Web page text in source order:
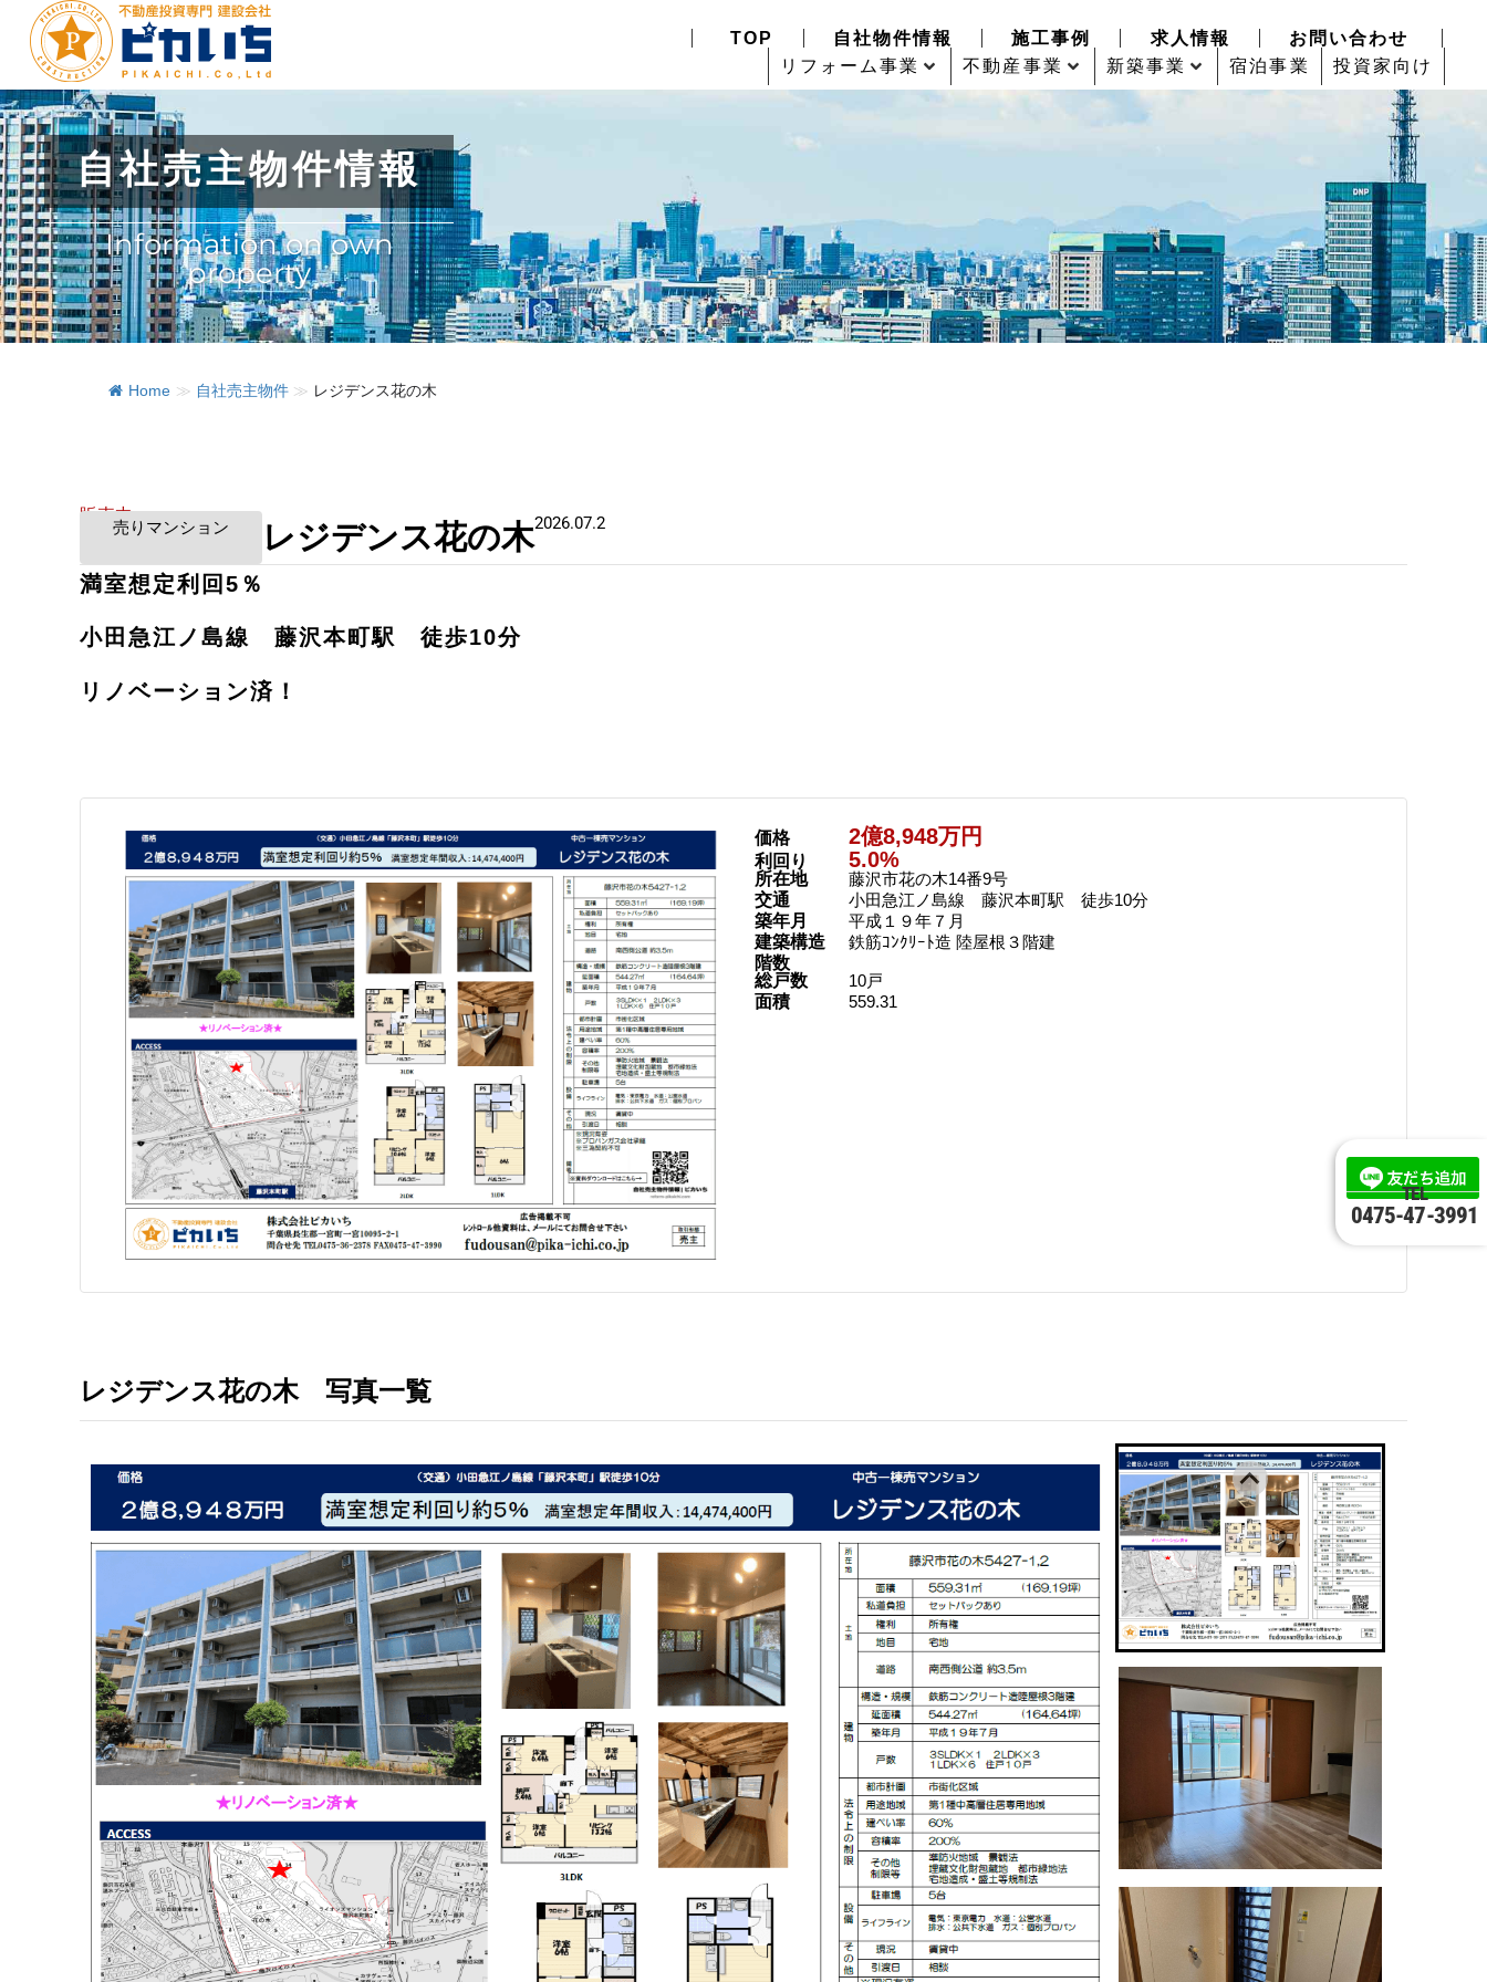
TOP 自社物件情報 施工事例 求人情報
お問い合わせ
リフォーム事業
不動産事業 新築事業 宿泊事業 投資家向け
TEL
0475-47-3991
自社売主物件情報
Information on own
property
Home ≫ 自社売主物件 ≫ レジデンス花の木
販売中
売りマンション レジデンス花の木2026.07.2
満室想定利回5％
小田急江ノ島線 藤沢本町駅 徒歩10分
リノベーション済！
価格 2億8,948万円
利回り 5.0%
所在地
藤沢市花の木14番9号
交通
小田急江ノ島線 藤沢本町駅 徒歩10分
築年月
平成１９年７月
建築構造
鉄筋ｺﾝｸﾘｰﾄ造 陸屋根３階建
階数
総戸数
10戸
面積
559.31
レジデンス花の木 写真一覧